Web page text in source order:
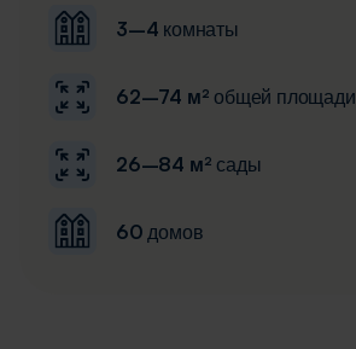
3–4 комнаты
62–74 м² общей площади
26–84 м² сады
60 домов